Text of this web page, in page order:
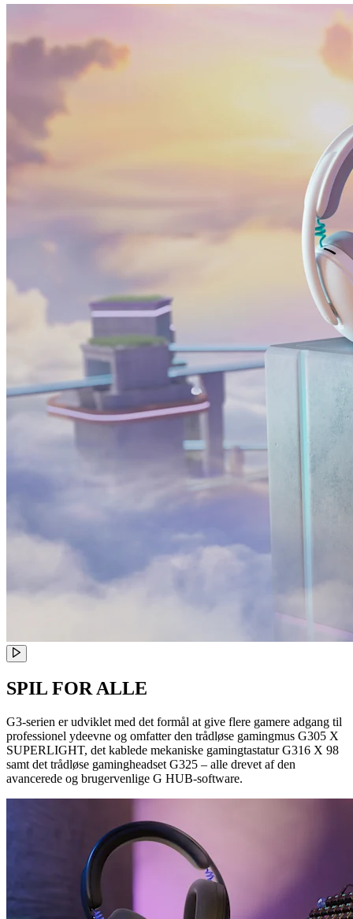
SPIL FOR ALLE
G3-serien er udviklet med det formål at give flere gamere adgang til
professionel ydeevne og omfatter den trådløse gamingmus G305 X
SUPERLIGHT, det kablede mekaniske gamingtastatur G316 X 98
samt det trådløse gamingheadset G325 – alle drevet af den
avancerede og brugervenlige G HUB-software.